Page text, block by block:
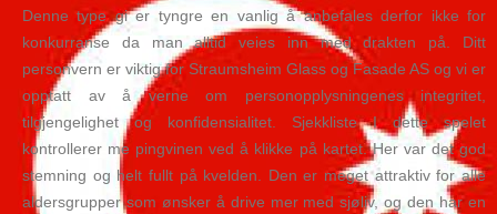
Denne type gi er tyngre en vanlig å anbefales derfor ikke for
konkurranse da man alltid veies inn med drakten på. Ditt
personvern er viktig for Straumsheim Glass og Fasade AS og vi er
opptatt av å verne om personopplysningenes integritet,
tilgjengelighet og konfidensialitet. Sjekkliste I dette spelet
kontrollerer me pingvinen ved å klikke på kartet. Her var det god
stemning og helt fullt på kvelden. Den er meget attraktiv for alle
aldersgrupper som ønsker å drive mer med sjøliv, og den har en